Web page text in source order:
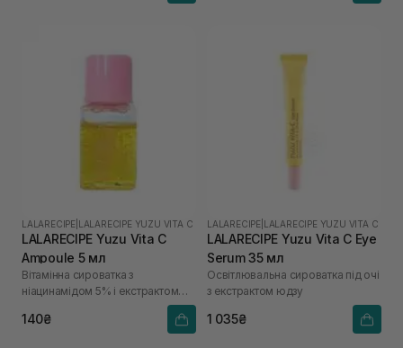
LALARECIPE LALARECIPE YUZU VITA C
LALARECIPE Yuzu Vita C
Ampoule 5 мл
Вітамінна сироватка з
ніацинамідом 5% і екстрактом
140₴
LALARECIPE LALARECIPE YUZU VITA C
LALARECIPE Yuzu Vita C Eye
Serum 35 мл
Освітлювальна сироватка під очі
з екстрактом юдзу
1 035₴